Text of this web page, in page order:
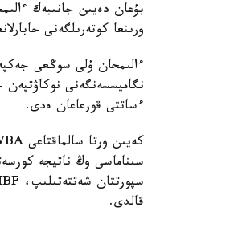
ورىنعا كوتەرىلگەنى
ءساتتى قورعاعان ەدى.
قالدى.